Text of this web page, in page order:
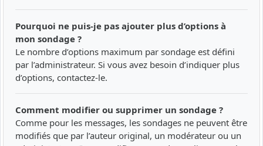
Pourquoi ne puis-je pas ajouter plus d’options à
mon sondage ?
Le nombre d’options maximum par sondage est défini
par l’administrateur. Si vous avez besoin d’indiquer plus
d’options, contactez-le.
Comment modifier ou supprimer un sondage ?
Comme pour les messages, les sondages ne peuvent être
modifiés que par l’auteur original, un modérateur ou un